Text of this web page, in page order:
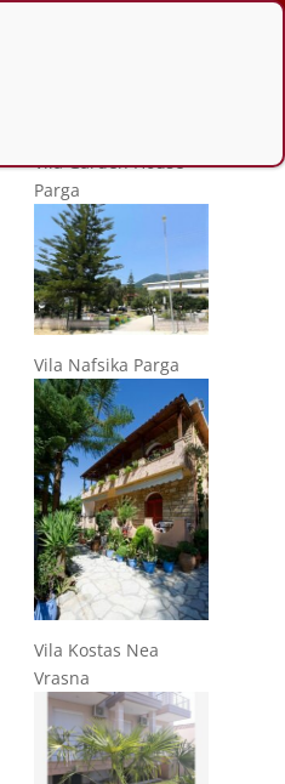
Vila Garden House
Parga
Vila Nafsika Parga
Vila Kostas Nea
Vrasna